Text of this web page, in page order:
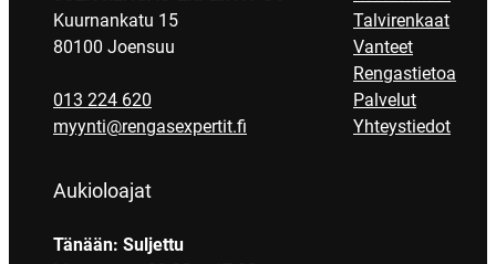
Kuurnankatu 15
80100 Joensuu
013 224 620
myynti@rengasexpertit.fi
Aukioloajat
Tänään: Suljettu
Talvirenkaat
Vanteet
Rengastietoa
Palvelut
Yhteystiedot